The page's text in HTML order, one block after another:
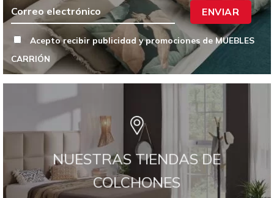
Acepto recibir publicidad y promociones de MUEBLES
CARRIÓN
ENVIAR
NUESTRAS TIENDAS DE
COLCHONES